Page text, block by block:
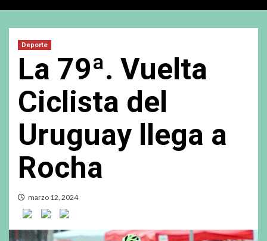
Deporte
La 79ª. Vuelta
Ciclista del
Uruguay llega a
Rocha
marzo 12, 2024